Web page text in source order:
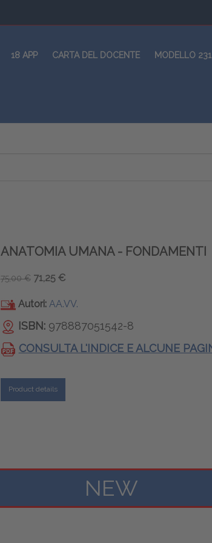
18 APP CARTA DEL DOCENTE MODELLO 231
ANATOMIA UMANA - FONDAMENTI
75,00 € 71,25 €
Autori: AA.VV.
ISBN:978887051542-8
CONSULTA L'INDICE E ALCUNE
Product details
NEW